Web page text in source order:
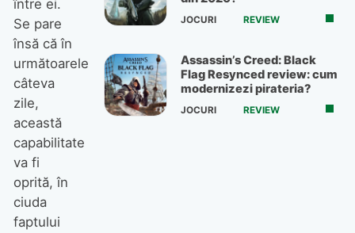
între ei.
Se pare
însă că în
următoarele
câteva
zile,
această
capabilitate
va fi
oprită, în
ciuda
faptului
JOCURI REVIEW
Assassin’s Creed: Black
Flag Resynced review: cum
modernizezi pirateria?
JOCURI REVIEW